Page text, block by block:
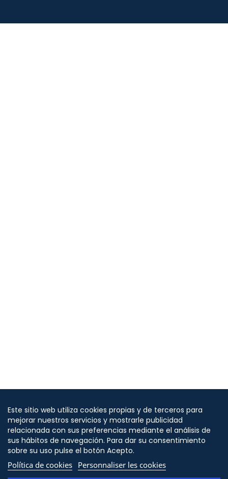
Este sitio web utiliza cookies propias y de terceros para
mejorar nuestros servicios y mostrarle publicidad
relacionada con sus preferencias mediante el análisis de
sus hábitos de navegación. Para dar su consentimiento
sobre su uso pulse el botón Acepto.
Política de cookies Personnaliser les cookies